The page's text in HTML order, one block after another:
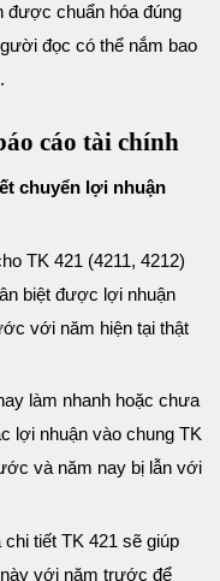
được chuẩn hóa đúng
đọc có thể nắm bao
cáo tài chính
chuyển lợi nhuận
TK 421 (4211, 4212)
biệt được lợi nhuận
với năm hiện tại thật
làm nhanh hoặc chưa
lợi nhuận vào chung TK
và năm nay bị lẫn với
tiết TK 421 sẽ giúp
với năm trước để